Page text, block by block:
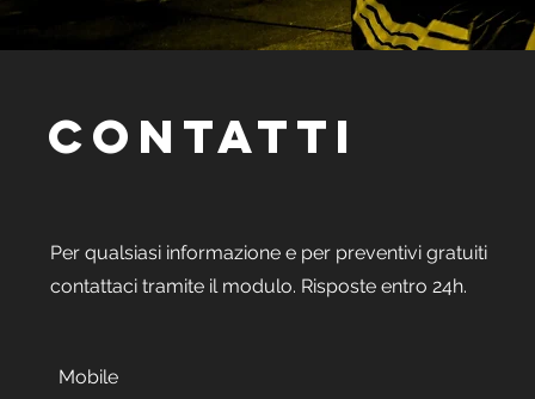
CONTATTI
Per qualsiasi informazione e per preventivi gratuiti
contattaci tramite il modulo. Risposte entro 24h.
Mobile